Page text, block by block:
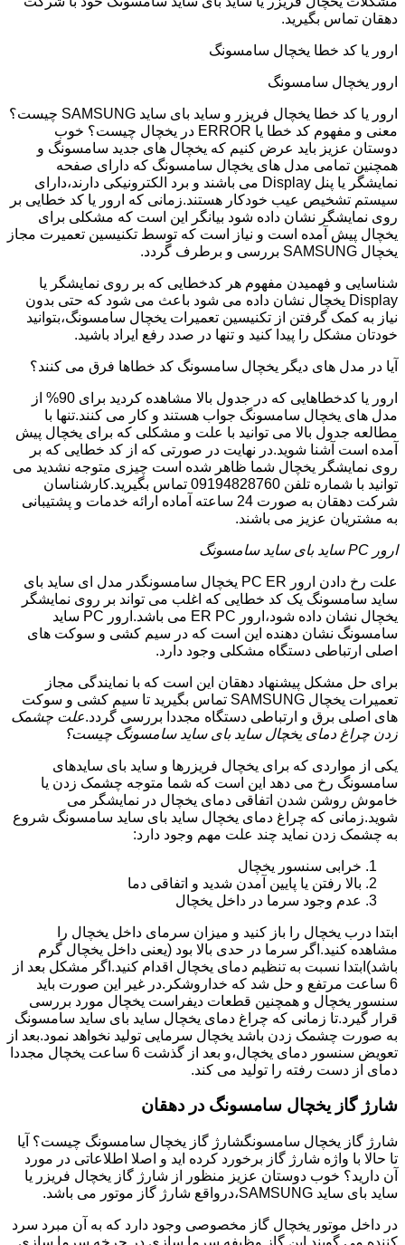
دهقان تماس بگیرید.
ارور یا کد خطا یخچال سامسونگ
ارور یخچال سامسونگ
ارور یا کد خطا یخچال فریزر و ساید بای ساید SAMSUNG چیست؟
معنی و مفهوم کد خطا یا ERROR در یخچال چیست؟ خوب
دوستان عزیز باید عرض کنیم که یخچال های جدید سامسونگ و
همچنین تمامی مدل های یخچال سامسونگ که دارای صفحه
نمایشگر یا پنل Display می باشند و برد الکترونیکی دارند،دارای
سیستم تشخیص عیب خودکار هستند.زمانی که ارور یا کد خطایی بر
روی نمایشگر نشان داده شود بیانگر این است که مشکلی برای
یخچال پیش آمده است و نیاز است که توسط تکنیسین تعمیرت مجاز
یخچال SAMSUNG بررسی و برطرف گردد.
شناسایی و فهمیدن مفهوم هر کدخطایی که بر روی نمایشگر یا
Display یخچال نشان داده می شود باعث می شود که حتی بدون
نیاز به کمک گرفتن از تکنیسین تعمیرات یخچال سامسونگ،بتوانید
خودتان مشکل را پیدا کنید و تنها در صدد رفع ایراد باشید.
آیا در مدل های دیگر یخچال سامسونگ کد خطاها فرق می کنند؟
ارور یا کدخطاهایی که در جدول بالا مشاهده کردید برای 90% از
مدل های یخچال سامسونگ جواب هستند و کار می کنند.تنها با
مطالعه جدول بالا می توانید با علت و مشکلی که برای یخچال پیش
آمده است آشنا شوید.در نهایت در صورتی که از کد خطایی که بر
روی نمایشگر یخچال شما ظاهر شده است چیزی متوجه نشدید می
توانید با شماره تلفن 09194828760 تماس بگیرید.کارشناسان
شرکت دهقان به صورت 24 ساعته آماده ارائه خدمات و پشتیبانی
به مشتریان عزیز می باشند.
ارور PC ساید بای ساید سامسونگ
علت رخ دادن ارور PC ER یخچال سامسونگدر مدل ای ساید بای
ساید سامسونگ یک کد خطایی که اغلب می تواند بر روی نمایشگر
یخچال نشان داده شود،ارور ER PC می باشد.ارور PC ساید
سامسونگ نشان دهنده این است که در سیم کشی و سوکت های
اصلی ارتباطی دستگاه مشکلی وجود دارد.
برای حل مشکل پیشنهاد دهقان این است که با نمایندگی مجاز
تعمیرات یخچال SAMSUNG تماس بگیرید تا سیم کشی و سوکت
های اصلی برق و ارتباطی دستگاه مجددا بررسی گردد.علت چشمک
زدن چراغ دمای یخچال ساید بای ساید سامسونگ چیست؟
یکی از مواردی که برای یخچال فریزرها و ساید بای سایدهای
سامسونگ رخ می دهد این است که شما متوجه چشمک زدن یا
خاموش روشن شدن اتفاقی دمای یخچال در نمایشگر می
شوید.زمانی که چراغ دمای یخچال ساید بای ساید سامسونگ شروع
به چشمک زدن نماید چند علت مهم وجود دارد:
خرابی سنسور یخچال
بالا رفتن یا پایین آمدن شدید و اتفاقی دما
عدم وجود سرما در داخل یخچال
ابتدا درب یخچال را باز کنید و میزان سرمای داخل یخچال را
مشاهده کنید.اگر سرما در حدی بالا بود (یعنی داخل یخچال گرم
باشد)ابتدا نسبت به تنظیم دمای یخچال اقدام کنید.اگر مشکل بعد از
6 ساعت مرتفع و حل شد که خداروشکر.در غیر این صورت باید
سنسور یخچال و همچنین قطعات دیفراست یخچال مورد بررسی
قرار گیرد.تا زمانی که چراغ دمای یخچال ساید بای ساید سامسونگ
به صورت چشمک زدن باشد یخچال سرمایی تولید نخواهد نمود.بعد از
تعویض سنسور دمای یخچال،و بعد از گذشت 6 ساعت یخچال مجددا
دمای از دست رفته را تولید می کند.
شارژ گاز یخچال سامسونگ در دهقان
شارژ گاز یخچال سامسونگشارژ گاز یخچال سامسونگ چیست؟ آیا
تا حالا با واژه شارژ گاز برخورد کرده اید و اصلا اطلاعاتی در مورد
آن دارید؟ خوب دوستان عزیز منظور از شارژ گاز یخچال فریزر یا
ساید بای ساید SAMSUNG،درواقع شارژ گاز موتور می باشد.
در داخل موتور یخچال گاز مخصوصی وجود دارد که به آن مبرد سرد
کننده می گویند.این گاز وظیفه سرما سازی در چرخه سرما سازی